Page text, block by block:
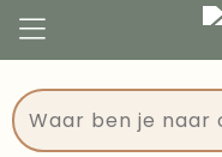
Congres